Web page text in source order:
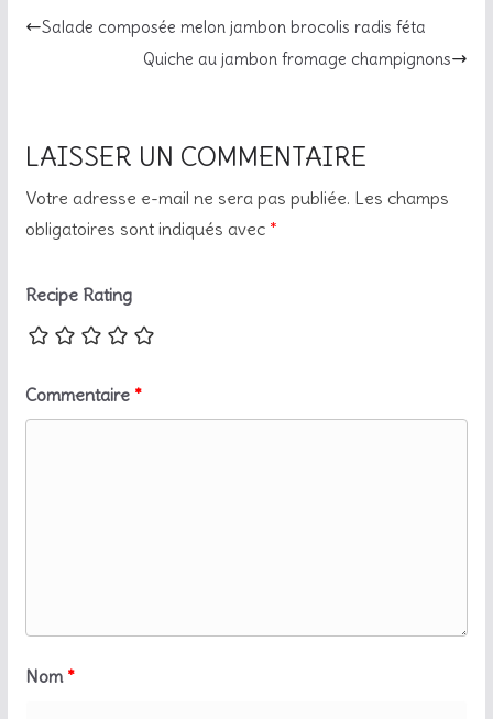
Salade composée melon jambon brocolis radis féta
Quiche au jambon fromage champignons
LAISSER UN COMMENTAIRE
Votre adresse e-mail ne sera pas publiée. Les champs
obligatoires sont indiqués avec *
Recipe Rating
Commentaire *
Nom *